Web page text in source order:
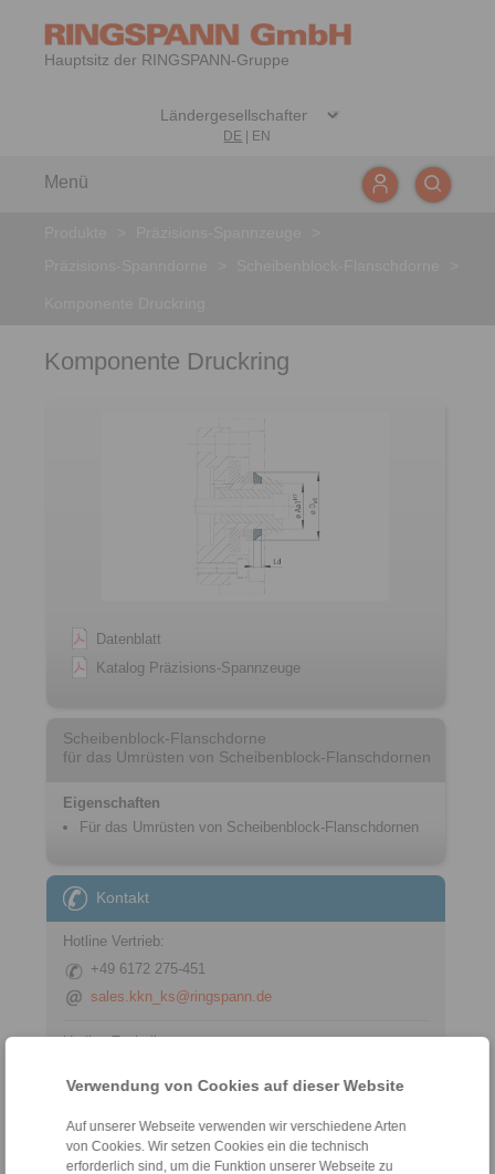
Verwendung von Cookies auf dieser Website
Auf unserer Webseite verwenden wir verschiedene Arten
von Cookies. Wir setzen Cookies ein die technisch
erforderlich sind, um die Funktion unserer Webseite zu
Hauptsitz der RINGSPANN-Gruppe
DE EN
Menü
Komponente Druckring
Datenblatt
Katalog Präzisions-Spannzeuge
Scheibenblock-Flanschdorne
für das Umrüsten von Scheibenblock-Flanschdornen
Eigenschaften
Für das Umrüsten von Scheibenblock-Flanschdornen
Kontakt
Hotline Vertrieb:
+49 6172 275-451
sales.kkn_ks@ringspann.de
Hotline Technik:
tech.workholding@ringspann.de
Werktags von 08:00 bis 18:00 Uhr